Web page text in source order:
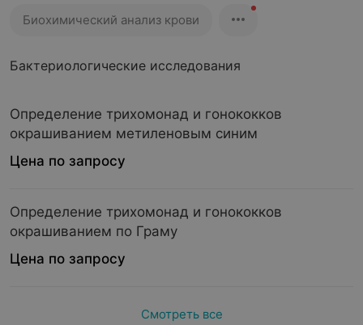
Биохимический анализ крови
Бактериологические исследования
Определение трихомонад и гонококков
окрашиванием метиленовым синим
Цена по запросу
Определение трихомонад и гонококков
окрашиванием по Граму
Цена по запросу
Смотреть все